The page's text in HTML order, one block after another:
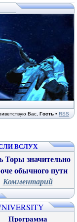
Вас Гость • RSS
ВСЛУХ
Торы значительно
обычного пути
Комментарий
Программа